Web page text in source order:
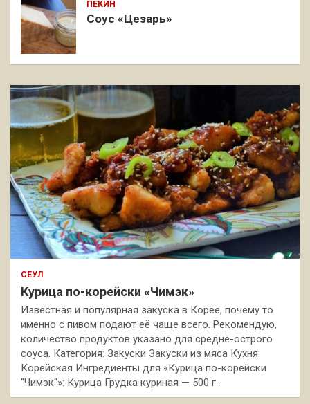
ПЕКИН
Соус «Цезарь»
СЕУЛ
Курица по-корейски «Чимэк»
Известная и популярная закуска в Корее, почему то
именно с пивом подают её чаще всего. Рекомендую,
количество продуктов указано для средне-острого
соуса. Категория: Закуски Закуски из мяса Кухня:
Корейская Ингредиенты для «Курица по-корейски
"Чимэк"»: Курица Грудка куриная — 500 г…